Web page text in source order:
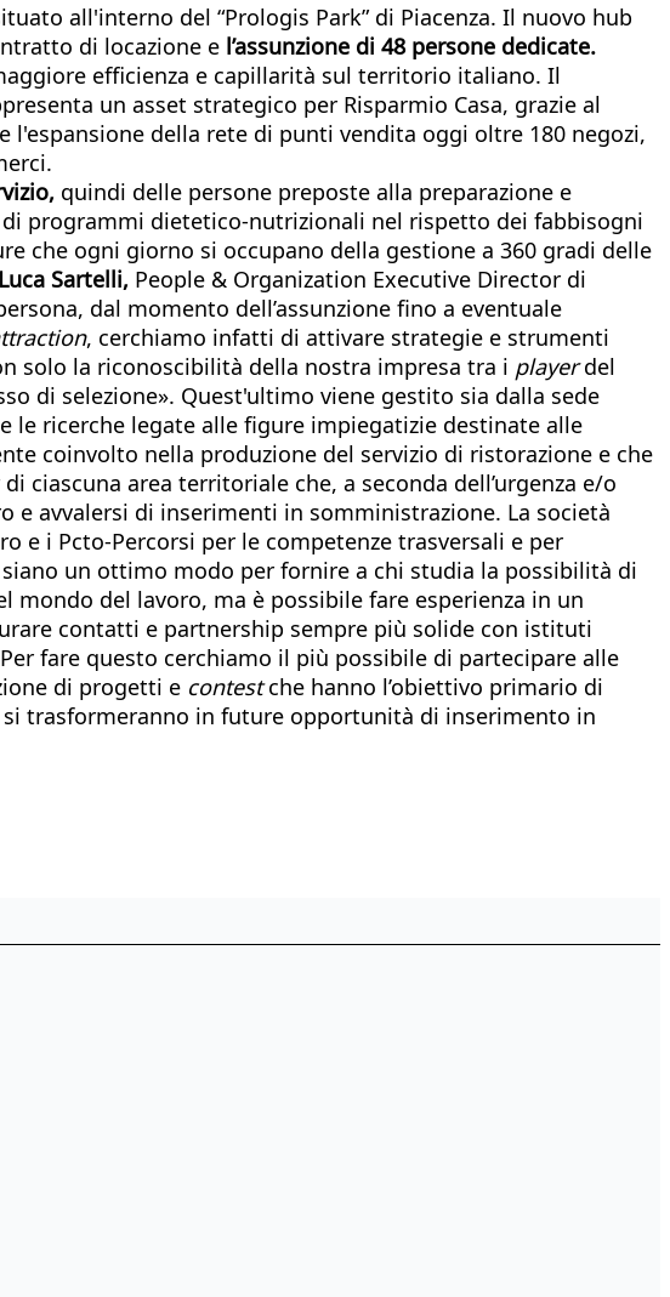
all'interno del “Prologis Park” di Piacenza. Il nuovo hub
di locazione e l’assunzione di 48 persone dedicate.
efficienza e capillarità sul territorio italiano. Il
un asset strategico per Risparmio Casa, grazie al
della rete di punti vendita oggi oltre 180 negozi,
quindi delle persone preposte alla preparazione e
programmi dietetico-nutrizionali nel rispetto dei fabbisogni
che ogni giorno si occupano della gestione a 360 gradi delle
Luca Sartelli, People & Organization Executive Director di
dal momento dell’assunzione fino a eventuale
, cerchiamo infatti di attivare strategie e strumenti
solo la riconoscibilità della nostra impresa tra i playerdel
di selezione». Quest'ultimo viene gestito sia dalla sede
le ricerche legate alle figure impiegatizie destinate alle
coinvolto nella produzione del servizio di ristorazione e che
ciascuna area territoriale che, a seconda dell’urgenza e/o
e avvalersi di inserimenti in somministrazione. La società
e i Pcto-Percorsi per le competenze trasversali e per
un ottimo modo per fornire a chi studia la possibilità di
mondo del lavoro, ma è possibile fare esperienza in un
contatti e partnership sempre più solide con istituti
fare questo cerchiamo il più possibile di partecipare alle
di progetti e contestche hanno l’obiettivo primario di
trasformeranno in future opportunità di inserimento in